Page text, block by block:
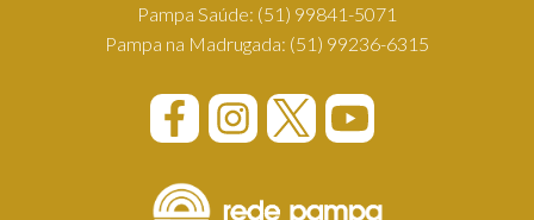
Pampa Saúde: (51) 99841-5071
Pampa na Madrugada: (51) 99236-6315